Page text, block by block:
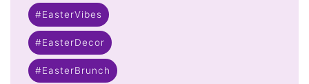
#EasterVibes
#EasterDecor
#EasterBrunch